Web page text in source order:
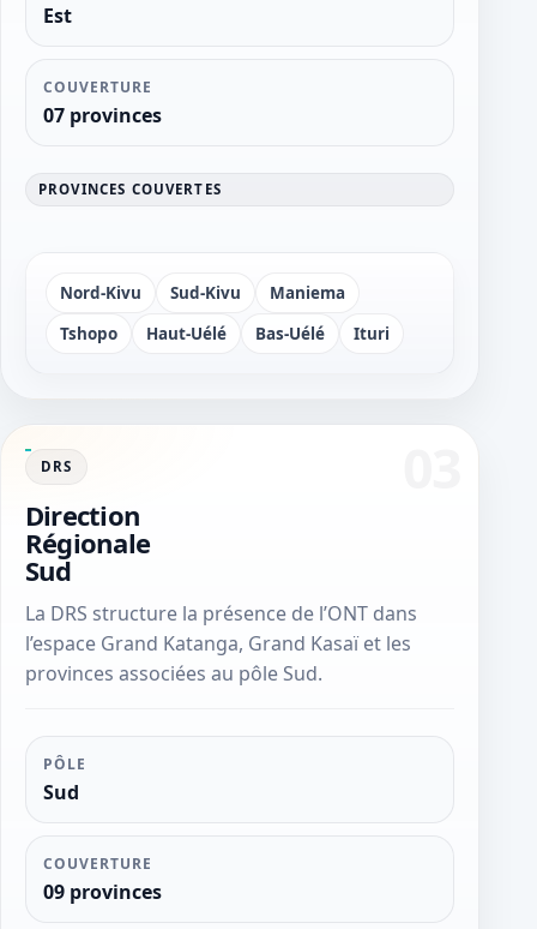
Est
COUVERTURE
07 provinces
PROVINCES COUVERTES
Nord-Kivu Sud-Kivu
Maniema
Tshopo
Haut-Uélé Bas-Uélé Ituri
DRS
Direction
Régionale
Sud
La DRS structure la présence de l’ONT dans
l’espace Grand Katanga, Grand Kasaï et les
provinces associées au pôle Sud.
PÔLE
Sud
COUVERTURE
09 provinces